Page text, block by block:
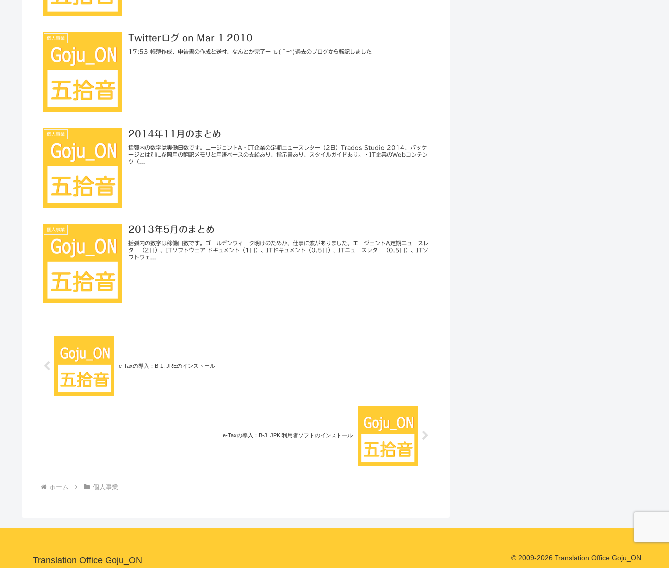
個人事業 Twitterログ on Mar 1 2010
17:53 帳簿作成、申告書の作成と送付、なんとか完了ー ъ( ﾟｰ^)過去のブログから転記しました
個人事業 2014年11月のまとめ
括弧内の数字は実働日数です。エージェントA・IT企業の定期ニュースレター（2日）Trados Studio 2014、パッケ
ージとは別に参照用の翻訳メモリと用語ベースの支給あり、指示書あり、スタイルガイドあり。・IT企業のWebコンテン
ツ（...
個人事業 2013年5月のまとめ
括弧内の数字は稼働日数です。ゴールデンウィーク明けのためか、仕事に波がありました。エージェントA定期ニュースレ
ター（2日）、ITソフトウェア ドキュメント（1日）、ITドキュメント（0.5日）、ITニュースレター（0.5日）、ITソ
フトウェ...
e-Taxの導入：B-1. JREのインストール
e-Taxの導入：B-3. JPKI利用者ソフトのインストール
ホーム 個人事業
Translation Office Goju_ON © 2009-2026 Translation Office Goju_ON.